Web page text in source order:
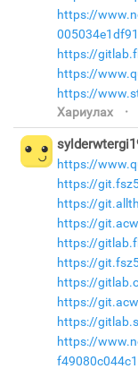
https://
https://
https://
https://
Хариулах ·
https://
https://
https://
https://
https://
https://
https://
https://
https://
https://